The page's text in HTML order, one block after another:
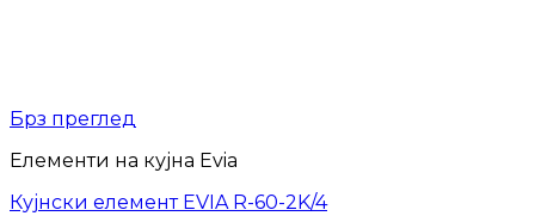
Брз преглед
Елементи на кујна Evia
Кујнски елемент EVIA R-60-2K/4